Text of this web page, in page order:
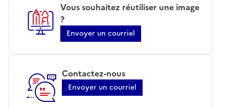
Vous souhaitez réutiliser une image
?
Envoyer un courriel
Contactez-nous
Envoyer un courriel